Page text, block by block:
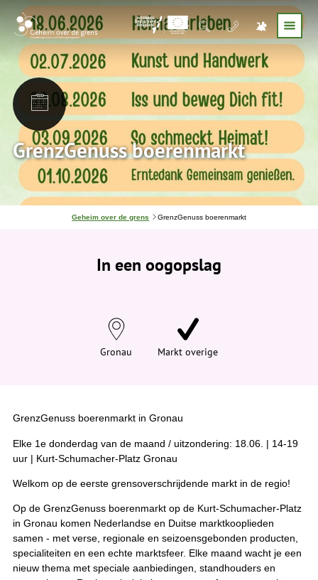
GrenzGenuss boerenmarkt
J
Geheim over de grens GrenzGenuss boerenmarkt
In een oogopslag
Gronau Markt overige
GrenzGenuss boerenmarkt in Gronau
Elke 1e donderdag van de maand / uitzondering: 18.06. | 14-19
uur | Kurt-Schumacher-Platz Gronau
Welkom op de eerste grensoverschrijdende markt in de regio!
Op de GrenzGenuss boerenmarkt op de Kurt-Schumacher-Platz
in Gronau komen Nederlandse en Duitse marktkooplieden
samen - met verse, regionale en seizoensgebonden producten,
specialiteiten en een echte marktsfeer. Elke maand wacht je een
nieuw thema met speciale aanbiedingen, standhouders en